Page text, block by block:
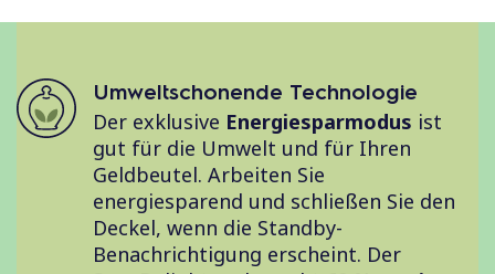
Umweltschonende Technologie
Der exklusive Energiesparmodus ist
gut für die Umwelt und für Ihren
Geldbeutel. Arbeiten Sie
energiesparend und schließen Sie den
Deckel, wenn die Standby-
Benachrichtigung erscheint. Der